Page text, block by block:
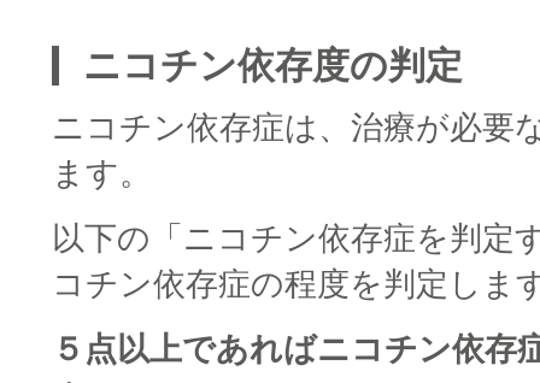
ニコチン依存度の判定
ニコチン依存症は、治療が必要
ます。
以下の「ニコチン依存症を判定
コチン依存症の程度を判定しま
５点以上であればニコチン依存